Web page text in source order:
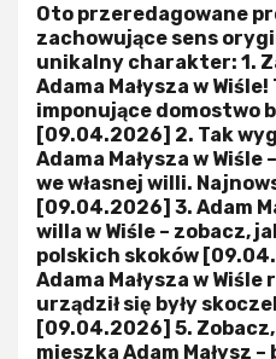
Oto przeredagowane
zachowujące sens
unikalny charakter: 1.
Adama Małysza w
imponujące domostwo
[09.04.2026] 2. Tak
Adama Małysza w Wiśle
we własnej willi.
[09.04.2026] 3. Adam
willa w Wiśle – zobacz,
polskich skoków
Adama Małysza w
urządził się były
[09.04.2026] 5.
mieszka Adam Małysz